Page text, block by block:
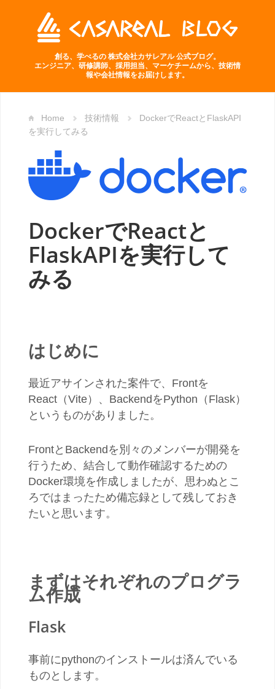
創る、学べるの 株式会社カサレアル 公式ブログ。
エンジニア、研修講師、採用担当、マーケチームから、技術情
報や会社情報をお届けします。
Home 技術情報
DockerでReactとFlaskAPI
を実行してみる
DockerでReactと
FlaskAPIを実行して
みる
はじめに
最近アサインされた案件で、Frontを
React（Vite）、BackendをPython（Flask）
というものがありました。
FrontとBackendを別々のメンバーが開発を
行うため、結合して動作確認するための
Docker環境を作成しましたが、思わぬとこ
ろではまったため備忘録として残しておき
たいと思います。
まずはそれぞれのプログラ
ム作成
Flask
事前にpythonのインストールは済んでいる
ものとします。